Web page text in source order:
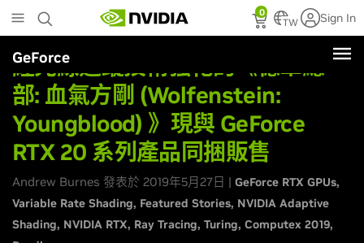
to
main
content
0
TW Sign In
GeForce
經光線追蹤技術強化的《德軍總
部: 血氣方剛 (Wolfenstein:
Youngblood) 》現與 GeForce
RTX 20 系列產品同捆販售
Andrew Burnes 發表於 2019年5月27日 | GeForce RTX GPUs
Variable Rate Shading Featured Stories NVIDIA Adaptive
Shading NVIDIA RTX Ray Tracing Turing Computex 2019